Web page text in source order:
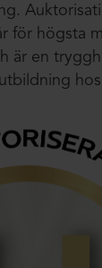
för högsta
är en